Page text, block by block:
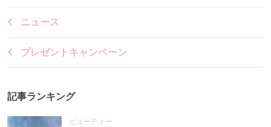
ニュース
プレゼントキャンペーン
記事ランキング
ビューティー